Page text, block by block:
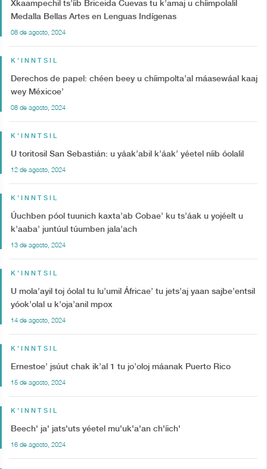
Xkaampechil ts’íib Briceida Cuevas tu k’amaj u chíimpolalil
Medalla Bellas Artes en Lenguas Indígenas
08 de agosto, 2024
K'INNTSIL
Derechos de papel: chéen beey u chíimpolta’al máasewáal kaaj
wey Méxicoe’
08 de agosto, 2024
K'INNTSIL
U toritosil San Sebastián: u yáak’abil k’áak’ yéetel níib óolalil
12 de agosto, 2024
K'INNTSIL
Úuchben póol tuunich kaxta’ab Cobae’ ku ts’áak u yojéelt u
k’aaba’ juntúul túumben jala’ach
13 de agosto, 2024
K'INNTSIL
U mola’ayil toj óolal tu lu’umil Áfricae’ tu jets’aj yaan sajbe’entsil
yóok’olal u k’oja’anil mpox
14 de agosto, 2024
K'INNTSIL
Ernestoe’ jsúut chak ik’al 1 tu jo’oloj máanak Puerto Rico
15 de agosto, 2024
K'INNTSIL
Beech' ja' jats'uts yéetel mu'uk'a'an ch'íich'
16 de agosto, 2024